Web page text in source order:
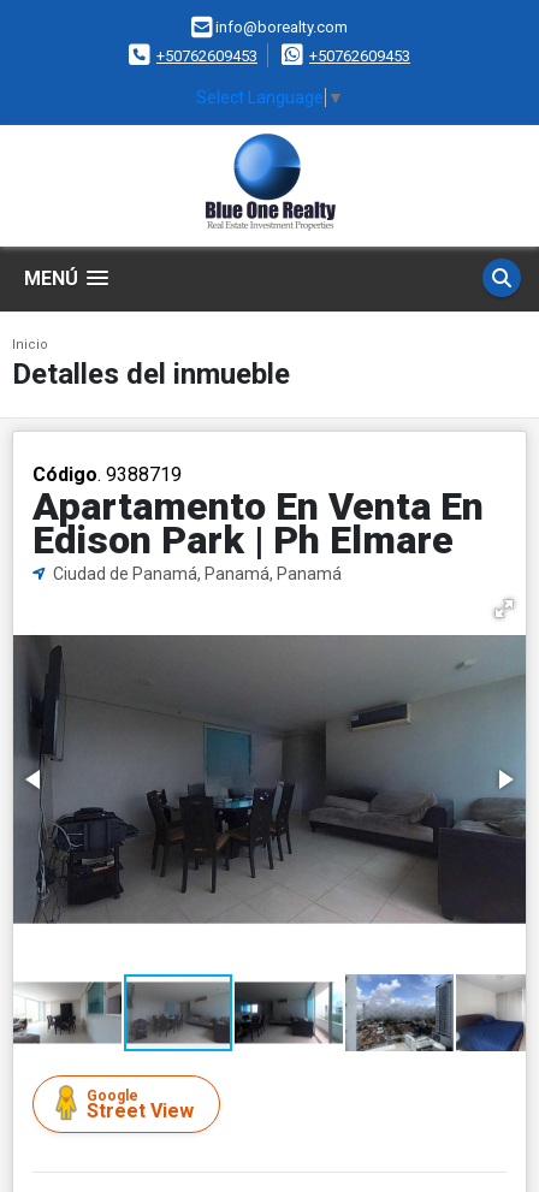
info@borealty.com
+50762609453
+50762609453
Select Language ▼
MENÚ
Inicio
Detalles del inmueble
Código. 9388719
Apartamento En Venta En
Edison Park | Ph Elmare
Ciudad de Panamá, Panamá, Panamá
Google
Street View